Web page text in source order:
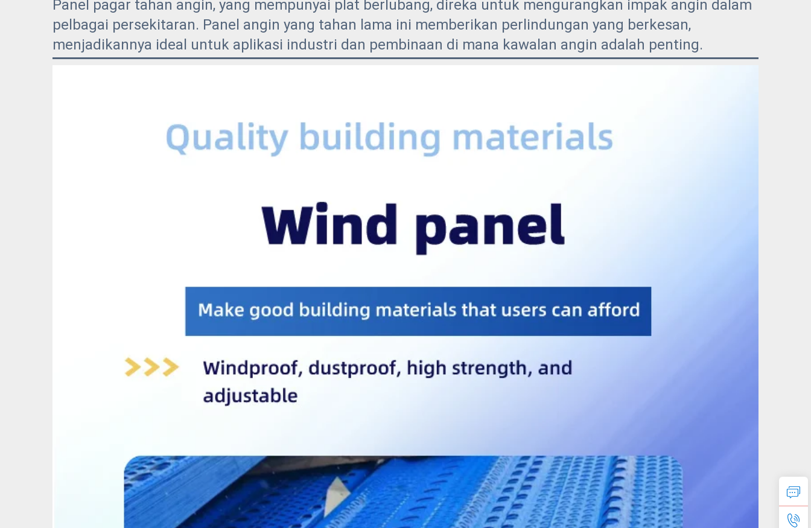
Panel pagar tahan angin, yang mempunyai plat berlubang, direka untuk mengurangkan impak angin dalam
pelbagai persekitaran. Panel angin yang tahan lama ini memberikan perlindungan yang berkesan,
menjadikannya ideal untuk aplikasi industri dan pembinaan di mana kawalan angin adalah penting.